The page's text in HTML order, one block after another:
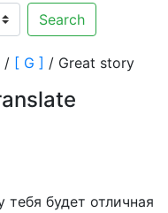
Search
/ [ G ] / Great story
тебя будет отличная